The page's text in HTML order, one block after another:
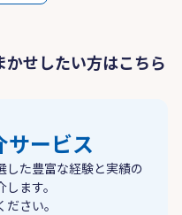
せしたい方はこちら
サービス
した豊富な経験と実績の
ます。
さい。